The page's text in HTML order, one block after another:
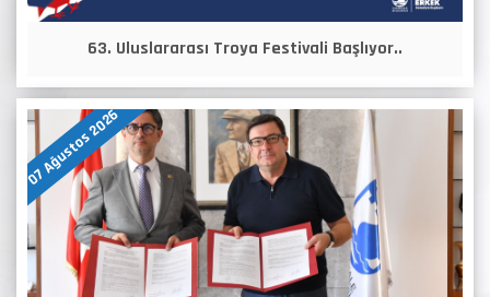
63. Uluslararası Troya Festivali Başlıyor..
07 Ağustos 2026